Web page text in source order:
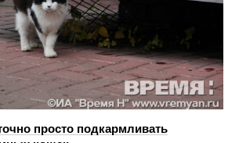
просто подкармливать